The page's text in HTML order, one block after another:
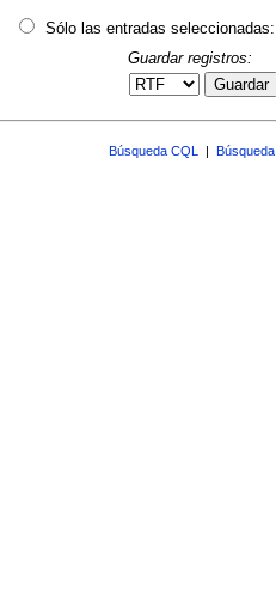
Sólo las entradas seleccionadas:
Guardar registros:
Guardar
Búsqueda CQL